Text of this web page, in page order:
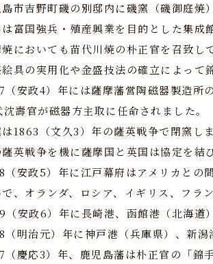
市吉野町磯の別邸内に磯窯（磯御庭焼
富国強兵・殖産興業を目的とした集成
においても苗代川焼の朴正官を召致し
絵具の実用化や金盛技法の確立によって
（安政4）年には薩摩藩営陶磁器製造所
壽官が磁器方主取に任命されました。
1863（文久3）年の薩英戦争で閉窯しま
薩英戦争を機に薩摩国と英国は協定を結
（安政5）年に江戸幕府はアメリカとの
、オランダ、ロシア、イギリス、フラ
（安政6）年に長崎港、函館港（北海道
（明治元）年に神戸港（兵庫県）、新潟
（慶応3）年、鹿児島藩は朴正官の「錦